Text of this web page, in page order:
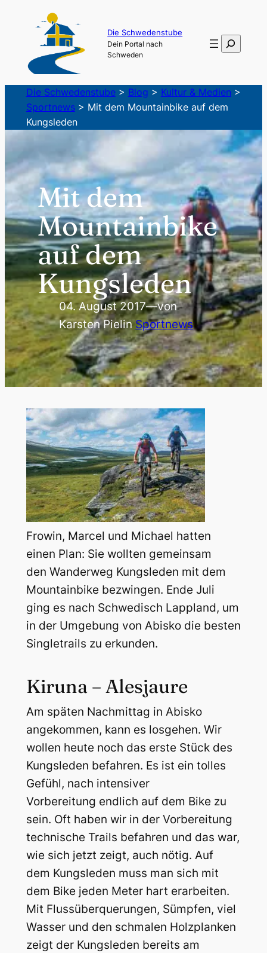
springen
Die Schwedenstube
Dein Portal nach
Schweden
Suchen
Die Schwedenstube> Blog > Kultur & Medien >
Sportnews> Mit dem Mountainbike auf dem
Kungsleden
Mit dem
Mountainbike
auf dem
Kungsleden
04. August 2017—von
Karsten PielinSportnews
Frowin, Marcel und Michael hatten
einen Plan: Sie wollten gemeinsam
den Wanderweg Kungsleden mit dem
Mountainbike bezwingen. Ende Juli
ging es nach Schwedisch Lappland, um
in der Umgebung von Abisko die besten
Singletrails zu erkunden.
Kiruna – Alesjaure
Am späten Nachmittag in Abisko
angekommen, kann es losgehen. Wir
wollen heute noch das erste Stück des
Kungsleden befahren. Es ist ein tolles
Gefühl, nach intensiver
Vorbereitung endlich auf dem Bike zu
sein. Oft haben wir in der Vorbereitung
technische Trails befahren und das war,
wie sich jetzt zeigt, auch nötig. Auf
dem Kungsleden muss man sich mit
dem Bike jeden Meter hart erarbeiten.
Mit Flussüberquerungen, Sümpfen, viel
Wasser und den schmalen Holzplanken
zeigt der Kungsleden bereits am